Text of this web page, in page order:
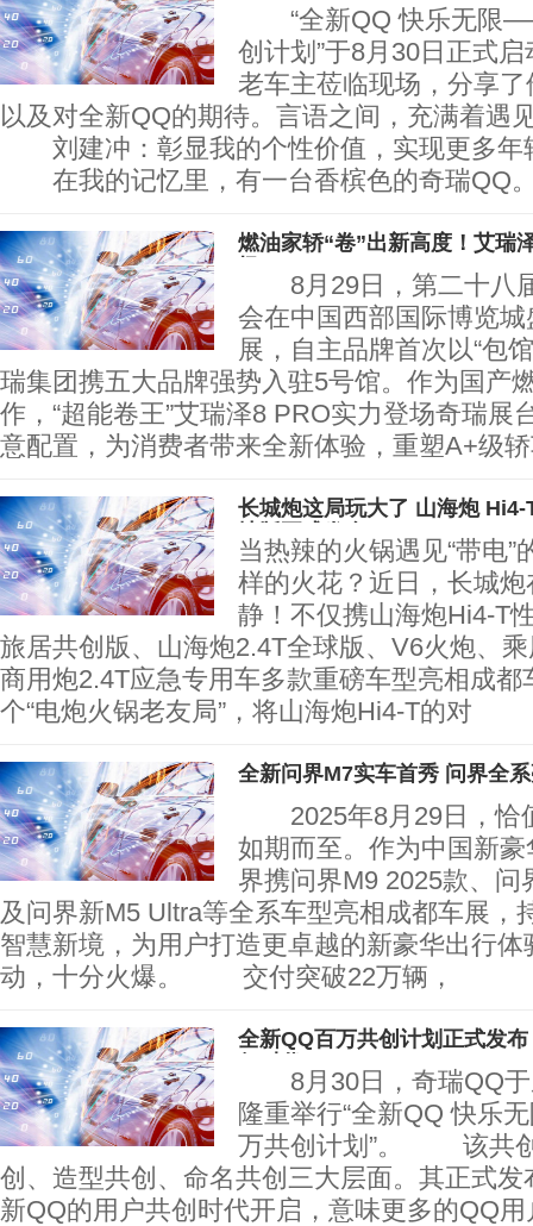
“全新QQ 快乐无限
创计划”于8月30日正式
老车主莅临现场，分享
以及对全新QQ的期待。言语之间，充满着遇
刘建冲：彰显我的个性价值，实现更多年
在我的记忆里，有一台香槟色的奇瑞QQ
燃油家轿“卷”出新高度！艾瑞
8月29日，第二十八
会在中国西部国际博览
展，自主品牌首次以“包
瑞集团携五大品牌强势入驻5号馆。作为国产
作，“超能卷王”艾瑞泽8 PRO实力登场奇瑞展
意配置，为消费者带来全新体验，重塑A+级
长城炮这局玩大了 山海炮
地版正式发布
当热辣的火锅遇见“带电
样的火花？近日，长城
静！不仅携山海炮Hi4-T
旅居共创版、山海炮2.4T全球版、V6火炮、
商用炮2.4T应急专用车多款重磅车型亮相成都
个“电炮火锅老友局”，将山海炮Hi4-T的对
全新问界M7实车首秀 问界全
2025年8月29日，恰
如期而至。作为中国新
界携问界M9 2025款、问
及问界新M5 Ultra等全系车型亮相成都车展，
智慧新境，为用户打造更卓越的新豪华出行
动，十分火爆。 交付突破22万辆，
全新QQ百万共创计划正式发
8月30日，奇瑞QQ于
隆重举行“全新QQ 快乐
万共创计划”。 该共创
创、造型共创、命名共创三大层面。其正式
新QQ的用户共创时代开启，意味更多的QQ